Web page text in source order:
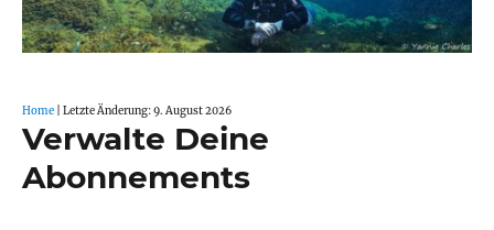
Home | Letzte Änderung: 9. August 2026
Verwalte Deine
Abonnements